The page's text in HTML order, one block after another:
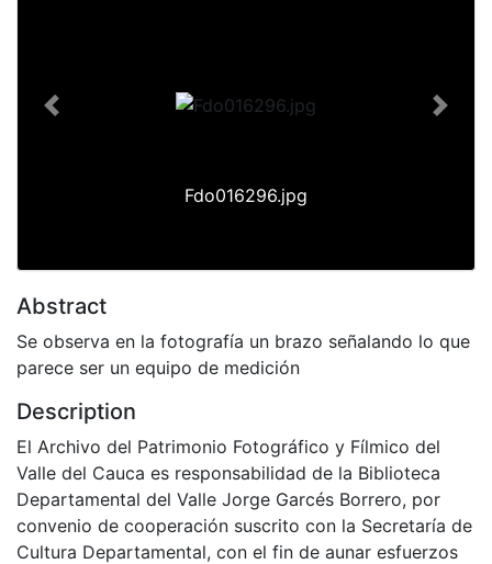
Fdo016296.jpg
Previous Next
Abstract
Se observa en la fotografía un brazo señalando lo que
parece ser un equipo de medición
Description
El Archivo del Patrimonio Fotográfico y Fílmico del
Valle del Cauca es responsabilidad de la Biblioteca
Departamental del Valle Jorge Garcés Borrero, por
convenio de cooperación suscrito con la Secretaría de
Cultura Departamental, con el fin de aunar esfuerzos